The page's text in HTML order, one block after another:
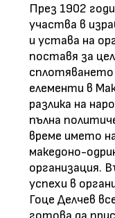
През 1902
участва в
и устава на
поставя за
сплотяването
елементи в
разлика на
пълна
време името
македоно-
организация.
успехи в
Гоце Делчев